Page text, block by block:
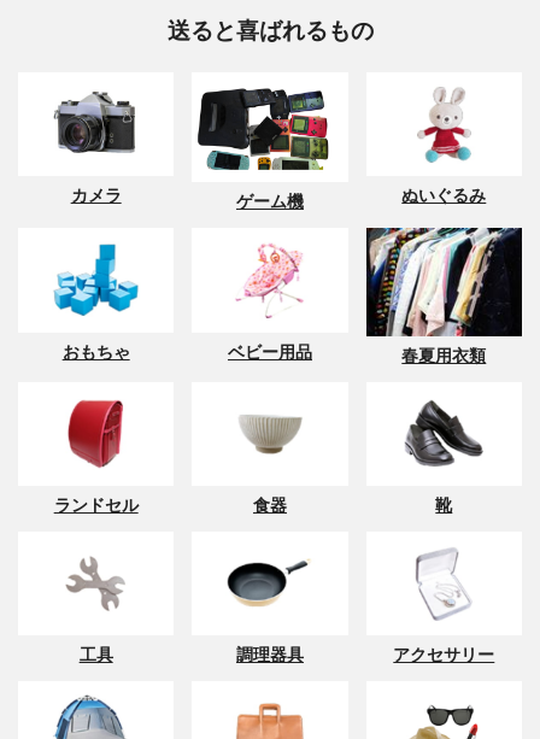
送ると喜ばれるもの
カメラ ゲーム機 ぬいぐるみ
おもちゃ ベビー用品 春夏用衣類
ランドセル 食器 靴
工具 調理器具 アクセサリー